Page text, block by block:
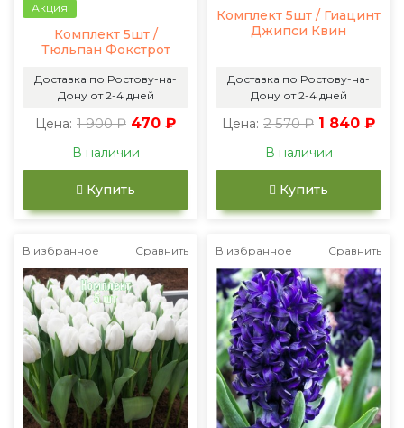
Акция
Комплект 5шт /
Тюльпан Фокстрот
Доставка по Ростову-на-
Дону от 2-4 дней
Цена: 1 900 ₽ 470 ₽
В наличии
Купить
Комплект 5шт / Гиацинт
Джипси Квин
Доставка по Ростову-на-
Дону от 2-4 дней
Цена: 2 570 ₽ 1 840 ₽
В наличии
Купить
В избранное Сравнить В избранное Сравнить